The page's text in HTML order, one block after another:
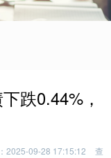
跌0.44%，
2025-09-28 17:15:12
查